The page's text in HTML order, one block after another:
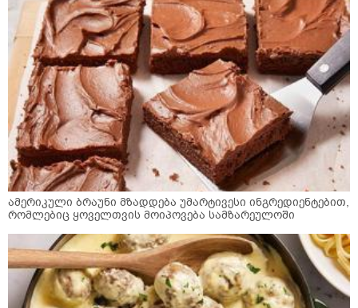
ამერიკული ბრაუნი მზადდება უმარტივესი ინგრედიენტებით,
რომლებიც ყოველთვის მოიპოვება სამზარეულოში